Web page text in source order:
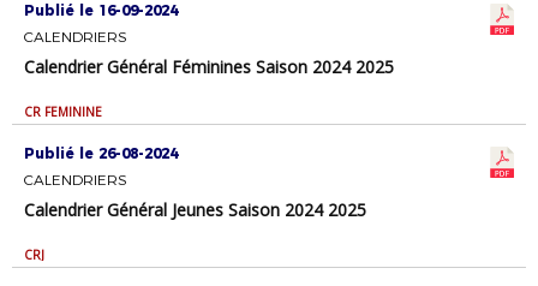
Publié le 16-09-2024
CALENDRIERS
Calendrier Général Féminines Saison 2024 2025
CR FEMININE
Publié le 26-08-2024
CALENDRIERS
Calendrier Général Jeunes Saison 2024 2025
CRJ